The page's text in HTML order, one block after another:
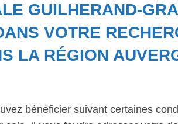
GUILHERAND-
VOTRE
LA RÉGION
bénéficier suivant certaines